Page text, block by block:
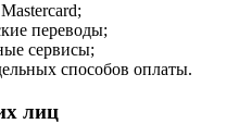
переводы;
сервисы;
способов оплаты.
лиц